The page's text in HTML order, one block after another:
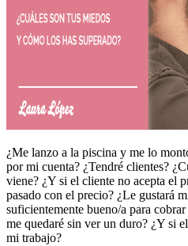
¿Me lanzo a la piscina y me lo
por mi cuenta? ¿Tendré clientes?
viene? ¿Y si el cliente no acepta el
pasado con el precio? ¿Le gustará
suficientemente bueno/a para
me quedaré sin ver un duro? ¿Y si
mi trabajo?